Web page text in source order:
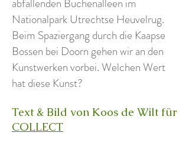
abfallenden Buchenalleen im
Nationalpark Utrechtse Heuvelrug.
Beim Spaziergang durch die Kaapse
Bossen bei Doorn gehen wir an den
Kunstwerken vorbei. Welchen Wert
hat diese Kunst?
Text & Bild von Koos de Wilt für
COLLECT